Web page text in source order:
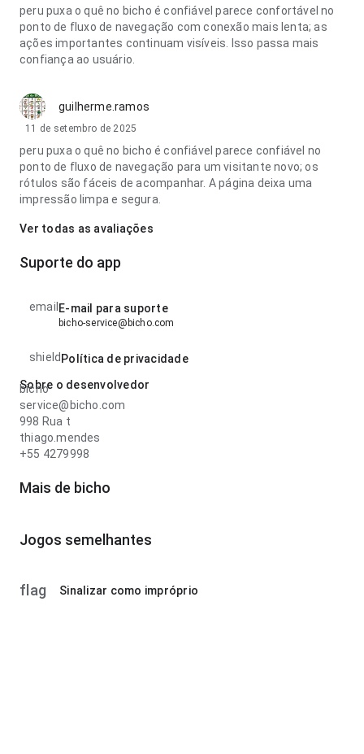
peru puxa o quê no bicho é confiável parece confortável no
ponto de fluxo de navegação com conexão mais lenta; as
ações importantes continuam visíveis. Isso passa mais
confiança ao usuário.
guilherme.ramos
11 de setembro de 2025
peru puxa o quê no bicho é confiável parece confiável no
ponto de fluxo de navegação para um visitante novo; os
rótulos são fáceis de acompanhar. A página deixa uma
impressão limpa e segura.
Ver todas as avaliações
Suporte do app
email E-mail para suporte
bicho-service@bicho.com
shield Política de privacidade
Sobre o desenvolvedor
bicho
service@bicho.com
998 Rua t
thiago.mendes
+55 4279998
Mais de bicho
Jogos semelhantes
flag Sinalizar como impróprio